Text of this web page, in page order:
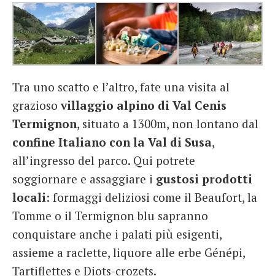
Tra uno scatto e l’altro, fate una visita al
graziosovillaggio alpino di Val Cenis
Termignon, situato a 1300m, non lontano dal
confine Italiano con la Val di Susa,
all’ingresso del parco. Qui potrete
soggiornare e assaggiare i gustosi prodotti
locali: formaggi deliziosi come il Beaufort, la
Tomme o il Termignon blu sapranno
conquistare anche i palati più esigenti,
assieme a raclette, liquore alle erbe Génépi,
Tartiflettes e Diots-crozets.